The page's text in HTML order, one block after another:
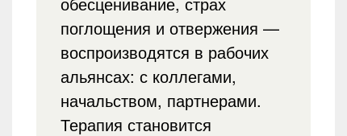
поглощения и отвержения —
воспроизводятся в рабочих
альянсах: с коллегами,
начальством, партнерами.
Терапия становится